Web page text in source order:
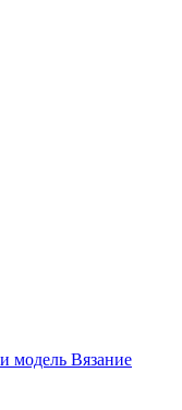
модель Вязание